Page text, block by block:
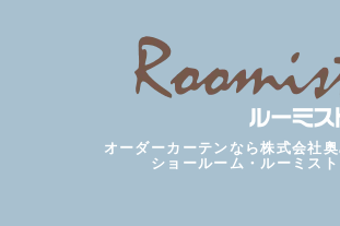
オーダーカーテンなら株式会社
ショールーム・ルーミスト